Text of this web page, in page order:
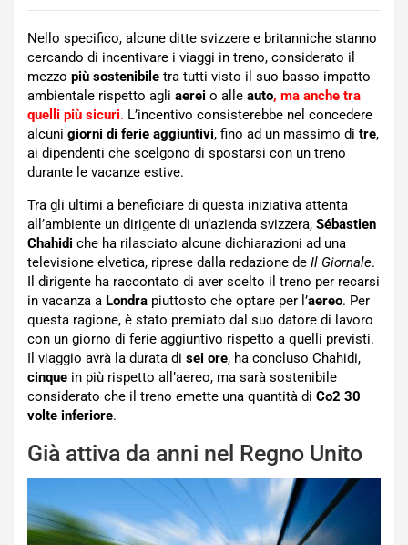
Nello specifico, alcune ditte svizzere e britanniche stanno
cercando di incentivare i viaggi in treno, considerato il
mezzo più sostenibile tra tutti visto il suo basso impatto
ambientale rispetto agli aerei o alle auto, ma anche tra
quelli più sicuri. L’incentivo consisterebbe nel concedere
alcuni giorni di ferie aggiuntivi, fino ad un massimo di tre,
ai dipendenti che scelgono di spostarsi con un treno
durante le vacanze estive.
Tra gli ultimi a beneficiare di questa iniziativa attenta
all’ambiente un dirigente di un’azienda svizzera, Sébastien
Chahidi che ha rilasciato alcune dichiarazioni ad una
televisione elvetica, riprese dalla redazione de Il Giornale.
Il dirigente ha raccontato di aver scelto il treno per recarsi
in vacanza a Londra piuttosto che optare per l’aereo. Per
questa ragione, è stato premiato dal suo datore di lavoro
con un giorno di ferie aggiuntivo rispetto a quelli previsti.
Il viaggio avrà la durata di sei ore, ha concluso Chahidi,
cinque in più rispetto all’aereo, ma sarà sostenibile
considerato che il treno emette una quantità di Co2 30
volte inferiore.
Già attiva da anni nel Regno Unito